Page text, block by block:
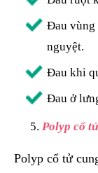
Đau vùng
nguyệt.
Đau khi
Đau ở
Polyp cổ
Polyp cổ tử